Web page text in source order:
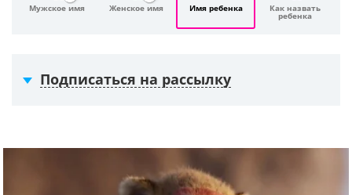
Мужское имя Женское имя Имя ребенка Как назвать
ребенка
Подписаться на рассылку